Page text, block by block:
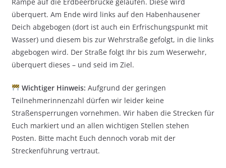
überquert. Am Ende wird links auf den Habenhausener
Deich abgebogen (dort ist auch ein Erfrischungspunkt mit
Wasser) und diesem bis zur Wehrstraße gefolgt, in die links
abgebogen wird. Der Straße folgt Ihr bis zum Weserwehr,
überquert dieses – und seid im Ziel.
Wichtiger Hinweis: Aufgrund der geringen
Teilnehmerinnenzahl dürfen wir leider keine
Straßensperrungen vornehmen. Wir haben die Strecken für
Euch markiert und an allen wichtigen Stellen stehen
Posten. Bitte macht Euch dennoch vorab mit der
Streckenführung vertraut.